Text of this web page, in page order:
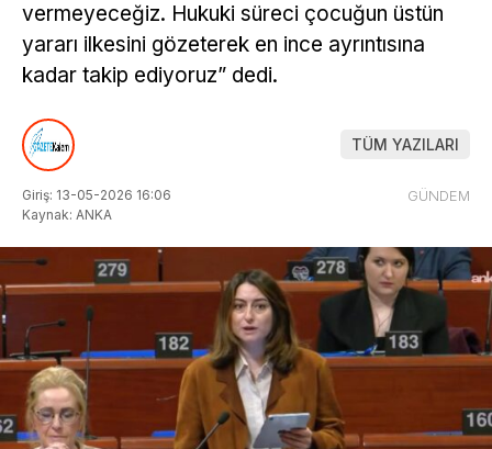
vermeyeceğiz. Hukuki süreci çocuğun üstün
yararı ilkesini gözeterek en ince ayrıntısına
kadar takip ediyoruz” dedi.
TÜM YAZILARI
Giriş: 13-05-2026 16:06
Kaynak: ANKA
GÜNDEM